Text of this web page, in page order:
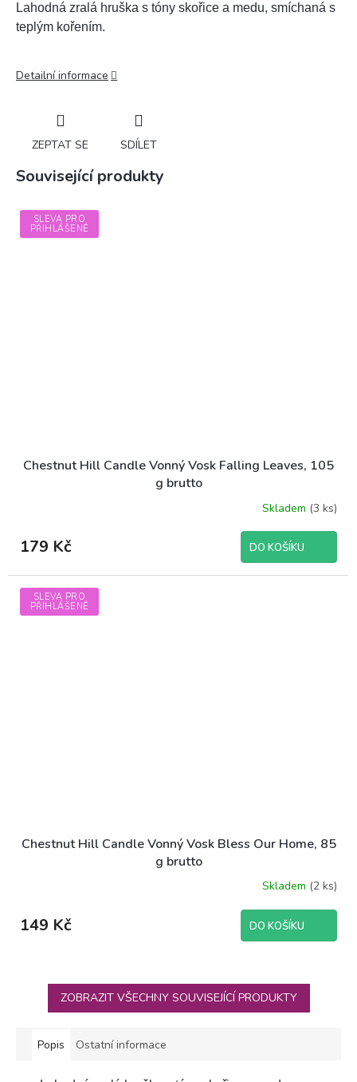
Lahodná zralá hruška s tóny skořice a medu, smíchaná s
teplým kořením.
Detailní informace
ZEPTAT SE SDÍLET
Související produkty
SLEVA PRO
PŘIHLÁŠENÉ
Chestnut Hill Candle Vonný Vosk Falling Leaves, 105
g brutto
Skladem (3 ks)
179 Kč DO KOŠÍKU
SLEVA PRO
PŘIHLÁŠENÉ
Chestnut Hill Candle Vonný Vosk Bless Our Home, 85
g brutto
Skladem (2 ks)
149 Kč DO KOŠÍKU
ZOBRAZIT VŠECHNY SOUVISEJÍCÍ PRODUKTY
Popis Ostatní informace